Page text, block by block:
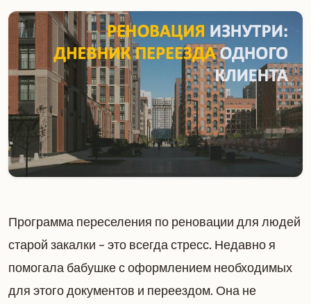
Программа переселения по реновации для людей
старой закалки – это всегда стресс. Недавно я
помогала бабушке с оформлением необходимых
для этого документов и переездом. Она не